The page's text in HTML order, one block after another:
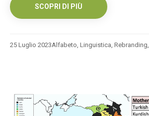
SCOPRI DI PIÙ
25 Luglio 2023Alfabeto, Linguistica, Rebranding,